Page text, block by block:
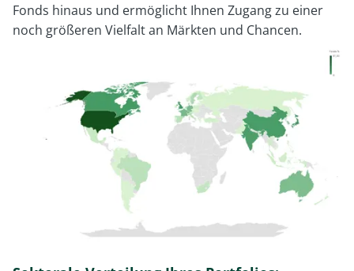
Fonds hinaus und ermöglicht Ihnen Zugang zu einer
noch größeren Vielfalt an Märkten und Chancen.